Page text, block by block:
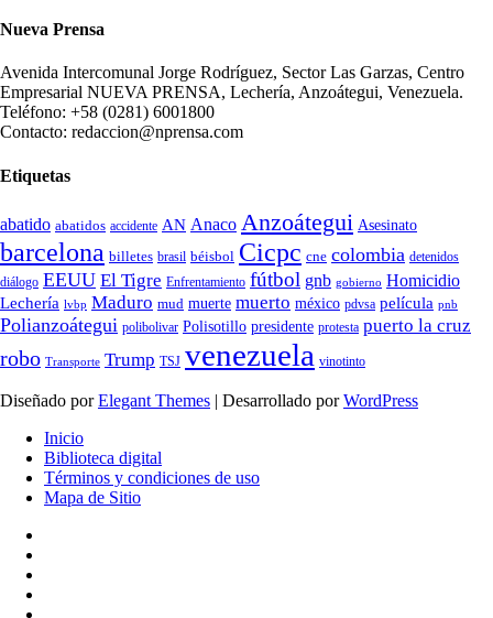
Nueva Prensa
Avenida Intercomunal Jorge Rodríguez, Sector Las Garzas, Centro
Empresarial NUEVA PRENSA, Lechería, Anzoátegui, Venezuela.
Teléfono: +58 (0281) 6001800
Contacto: redaccion@nprensa.com
Etiquetas
abatido abatidos accidente AN Anaco Anzoátegui Asesinato
barcelona billetes brasil béisbol Cicpc cne colombia detenidos
diálogo EEUU El Tigre Enfrentamiento fútbol gnb gobierno Homicidio
Lechería lvbp Maduro mud muerte muerto méxico pdvsa película pnb
Polianzoátegui polibolivar Polisotillo presidente protesta puerto la cruz
robo Transporte Trump TSJ venezuela vinotinto
Diseñado porElegant Themes | Desarrollado porWordPress
Inicio
Biblioteca digital
Términos y condiciones de uso
Mapa de Sitio